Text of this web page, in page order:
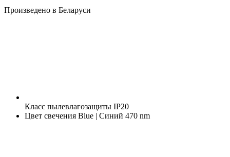
Произведено в Беларуси
Класс пылевлагозащиты IP20
Цвет свечения Blue | Синий 470 nm